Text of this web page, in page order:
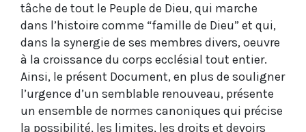
tâche de tout le Peuple de Dieu, qui marche
dans l’histoire comme “famille de Dieu” et qui,
dans la synergie de ses membres divers, oeuvre
à la croissance du corps ecclésial tout entier.
Ainsi, le présent Document, en plus de souligner
l’urgence d’un semblable renouveau, présente
un ensemble de normes canoniques qui précise
la possibilité, les limites, les droits et devoirs